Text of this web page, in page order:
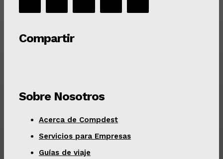
Compartir
Sobre Nosotros
Acerca de Compdest
Servicios para Empresas
Guías de viaje